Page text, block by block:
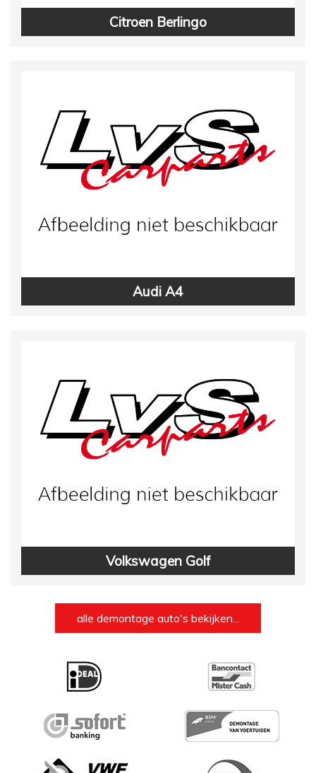
Citroen Berlingo
Audi A4
Volkswagen Golf
alle demontage auto's bekijken...